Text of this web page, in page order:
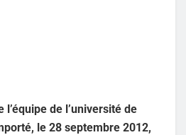
de l’université de
le 28 septembre 2012,